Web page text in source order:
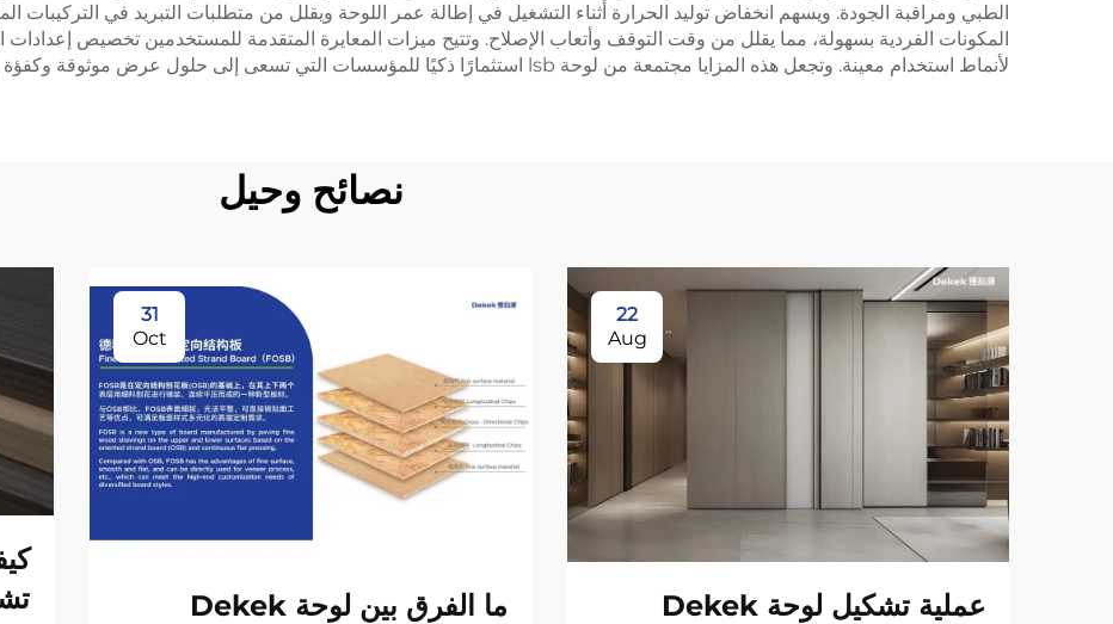
الطبي ومراقبة الجودة. ويسهم انخفاض توليد الحرارة أثناء التشغيل في إطالة عمر اللوحة ويقلل من متطلبات التبريد في التركيبات
المكونات الفردية بسهولة، مما يقلل من وقت التوقف وأتعاب الإصلاح. وتتيح ميزات المعايرة المتقدمة للمستخدمين تخصيص
لأنماط استخدام معينة. وتجعل هذه المزايا مجتمعة من لوحة lsb استثمارًا ذكيًا للمؤسسات التي تسعى إلى حلول عرض موثوقة وكفؤة وعالية الأداء.
نصائح وحيل
22
Aug
عملية تشكيل لوحة Dekek
31
Oct
ما الفرق بين لوحة Dekek